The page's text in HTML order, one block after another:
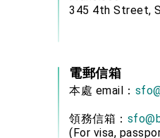
345 4th Street,
電郵信箱
本處 email：
領務信箱：
(For visa,